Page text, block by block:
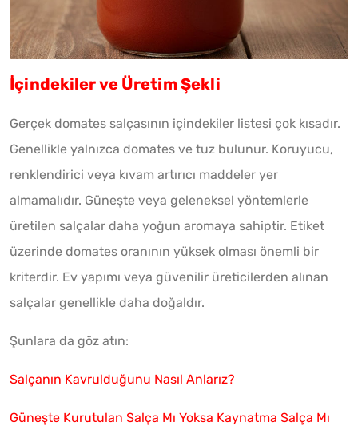
İçindekiler ve Üretim Şekli
Gerçek domates salçasının içindekiler listesi çok kısadır.
Genellikle yalnızca domates ve tuz bulunur. Koruyucu,
renklendirici veya kıvam artırıcı maddeler yer
almamalıdır. Güneşte veya geleneksel yöntemlerle
üretilen salçalar daha yoğun aromaya sahiptir. Etiket
üzerinde domates oranının yüksek olması önemli bir
kriterdir. Ev yapımı veya güvenilir üreticilerden alınan
salçalar genellikle daha doğaldır.
Şunlara da göz atın:
Salçanın Kavrulduğunu Nasıl Anlarız?
Güneşte Kurutulan Salça Mı Yoksa Kaynatma Salça Mı